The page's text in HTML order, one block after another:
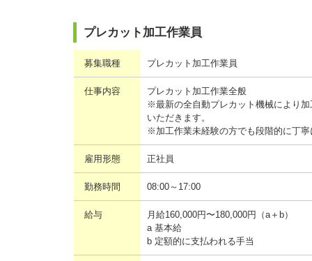
プレカット加工作業員
募集職種 プレカット加工作業員
仕事内容
プレカット加工作業全般
※最新の全自動プレカット機械により
いただきます。
※加工作業未経験の方でも段階的に丁
雇用形態 正社員
勤務時間 08:00～17:00
給与
月給160,000円〜180,000円（a＋b）
a 基本給
b 定額的に支払われる手当